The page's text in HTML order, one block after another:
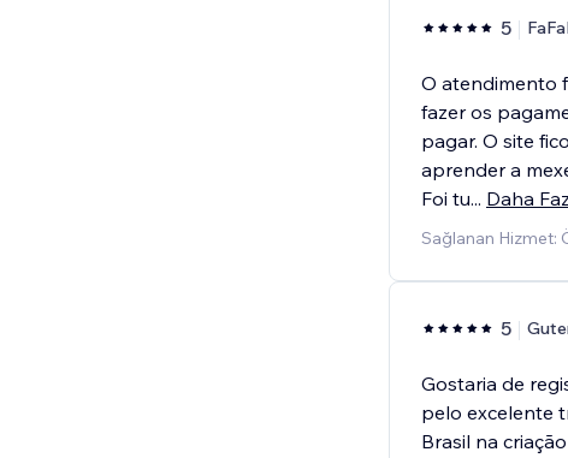
5
O atendimento
fazer os
pagar. O site
aprender a
Foi tu... Daha
Sağlanan Hizmet:
5
Gostaria de
pelo excelente
Brasil na